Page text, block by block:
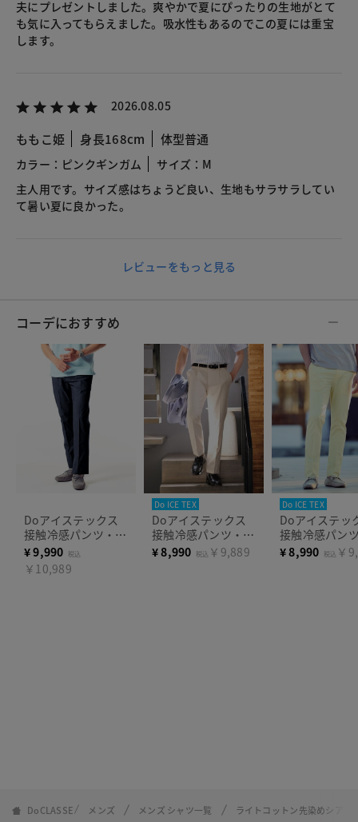
夫にプレゼントしました。爽やかで夏にぴったりの生地がとて
も気に入ってもらえました。吸水性もあるのでこの夏には重宝
します。
2026.08.05
ももこ姫 身長168cm 体型普通
カラー：ピンクギンガム
サイズ：M
主人用です。サイズ感はちょうど良い、生地もサラサラしてい
て暑い夏に良かった。
レビューをもっと見る
コーデにおすすめ
Doアイステックス
接触冷感パンツ・伸
快適ウエスト
¥9,990 税込
￥10,989
Do ICE TEX
Doアイステックス
接触冷感パンツ・ワ
ンタック
¥8,990 税込 ￥9,889
Do ICE TEX
Doアイステッ
接触冷感パン
ータック
¥8,990 税込 ￥
DoCLASSE メンズ メンズ シャツ一覧 ライトコットン先染めシアサ